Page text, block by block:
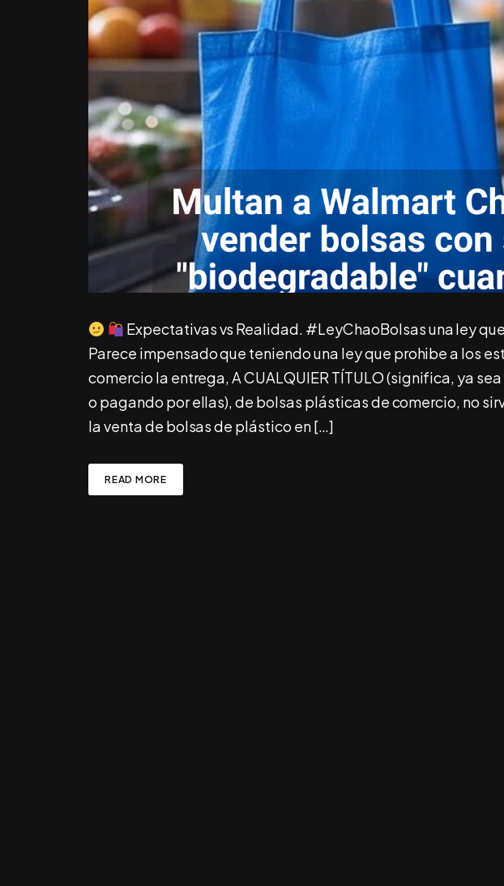
Expectativas vs Realidad. #LeyChaoBolsas una ley
Parece impensado que teniendo una ley que prohibe a los
comercio la entrega, A CUALQUIER TÍTULO (significa, ya
o pagando por ellas), de bolsas plásticas de comercio, no
la venta de bolsas de plástico en […]
READ MORE